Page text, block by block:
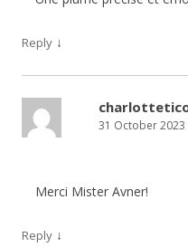
Reply ↓
31 October 2023
Merci Mister Avner!
Reply ↓